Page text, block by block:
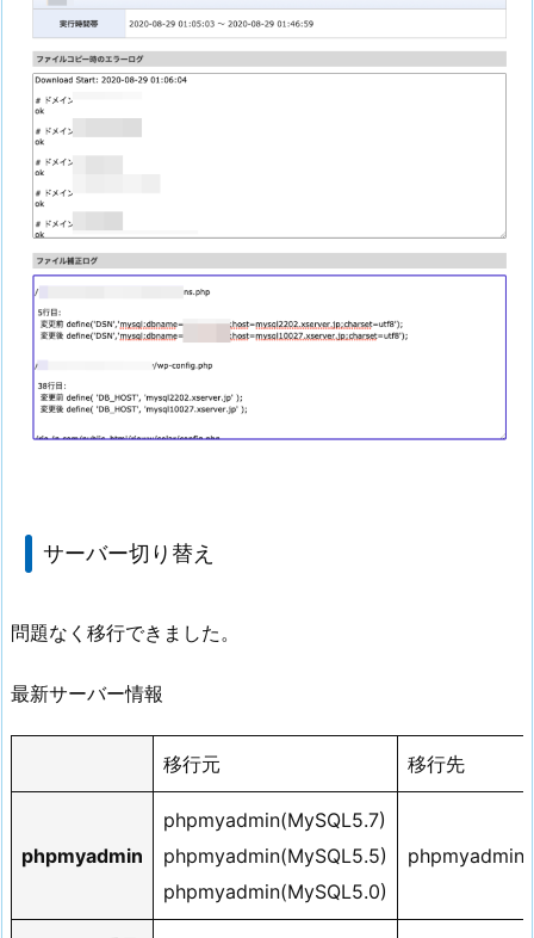
サーバー切り替え
問題なく移行できました。
最新サーバー情報
移行元 移行先
phpmyadmin
phpmyadmin(MySQL5.7)
phpmyadmin(MySQL5.5)
phpmyadmin(MySQL5.0)
phpmyadmin